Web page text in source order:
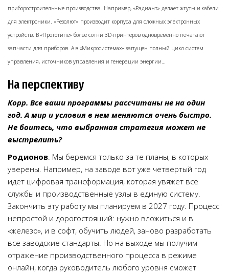
приборостроительные производства. Например, «Радиант» делает жгуты и кабели
для электроники. «Резолют» производит корпуса для сложных электронных
устройств. В «Прототипе» более сотни 3D-принтеров одновременно печатают
запчасти для приборов. А в «Микросистемах» запущен полный цикл систем
управления, источников управления и генерации энергии…
На перспективу
Корр. Все ваши программы рассчитаны не на один
год. А мир и условия в нем меняются очень быстро.
Не боитесь, что выбранная стратегия может не
выстрелить?
Родионов. Мы беремся только за те планы, в которых
уверены. Например, на заводе вот уже четвертый год
идет цифровая трансформация, которая увяжет все
службы и производственные узлы в единую систему.
Закончить эту работу мы планируем в 2027 году. Процесс
непростой и дорогостоящий: нужно вложиться и в
«железо», и в софт, обучить людей, заново разработать
все заводские стандарты. Но на выходе мы получим
отражение производственного процесса в режиме
онлайн, когда руководитель любого уровня сможет